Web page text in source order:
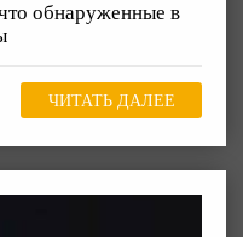
обнаруженные в
ЧИТАТЬ ДАЛЕЕ